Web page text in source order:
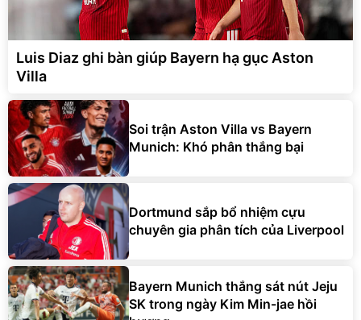
Luis Diaz ghi bàn giúp Bayern hạ gục Aston
Villa
Soi trận Aston Villa vs Bayern
Munich: Khó phân thắng bại
Dortmund sắp bổ nhiệm cựu
chuyên gia phân tích của Liverpool
Bayern Munich thắng sát nút Jeju
SK trong ngày Kim Min-jae hồi